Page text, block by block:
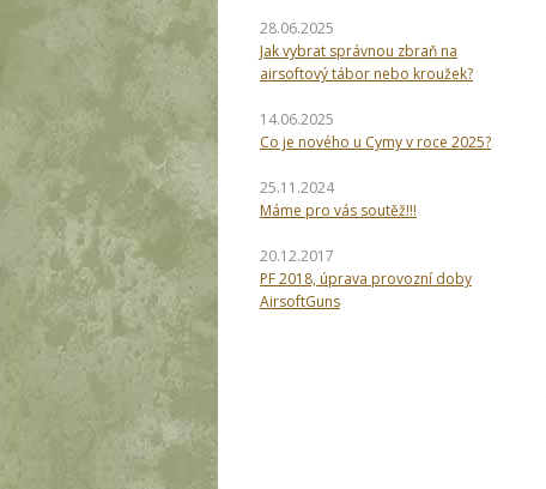
28.06.2025
Jak vybrat správnou zbraň na
airsoftový tábor nebo kroužek?
14.06.2025
Co je nového u Cymy v roce 2025?
25.11.2024
Máme pro vás soutěž!!!
20.12.2017
PF 2018, úprava provozní doby
AirsoftGuns